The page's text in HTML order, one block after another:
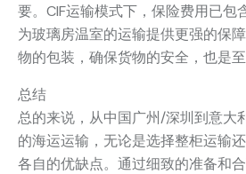
要。CIF运输模式下，保险费用已包
为玻璃房温室的运输提供更强的保
物的包装，确保货物的安全，也是至
总结
总的来说，从中国广州/深圳到意大
的海运运输，无论是选择整柜运输
各自的优缺点。通过细致的准备和